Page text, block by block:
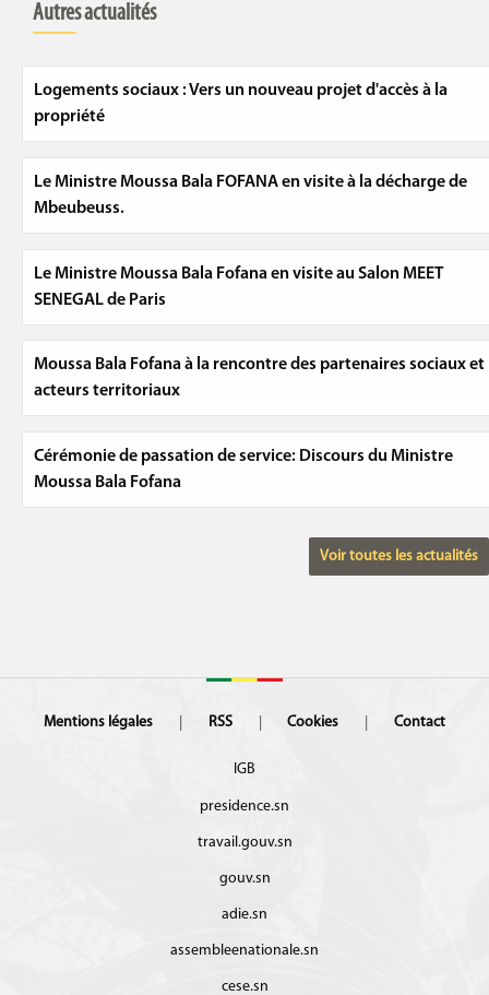
Autres actualités
Logements sociaux : Vers un nouveau projet d'accès à la
propriété
Le Ministre Moussa Bala FOFANA en visite à la décharge de
Mbeubeuss.
Le Ministre Moussa Bala Fofana en visite au Salon MEET
SENEGAL de Paris
Moussa Bala Fofana à la rencontre des partenaires sociaux et
acteurs territoriaux
Cérémonie de passation de service: Discours du Ministre
Moussa Bala Fofana
Voir toutes les actualités
Mentions légales RSS Cookies Contact
IGB
presidence.sn
travail.gouv.sn
gouv.sn
adie.sn
assembleenationale.sn
cese.sn